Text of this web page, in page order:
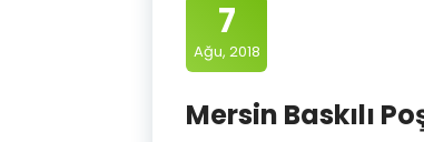
7
Ağu, 2018
Mersin Baskılı